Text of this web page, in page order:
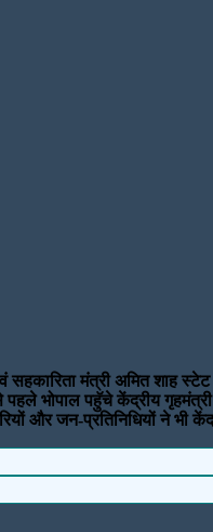
मंत्री अमित शाह स्टेट
भोपाल पहुॅचे केंद्रीय
और जन-प्रतिनिधियों ने